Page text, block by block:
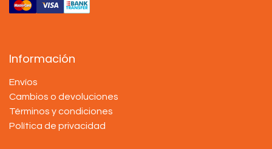
Información
Envíos
Cambios o devoluciones
Términos y condiciones
Política de privacidad